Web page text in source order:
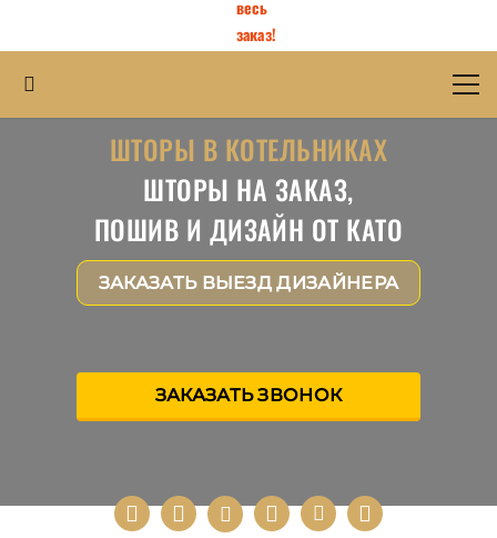
весь
заказ!
ШТОРЫ В КОТЕЛЬНИКАХ
ШТОРЫ НА ЗАКАЗ,
ПОШИВ И ДИЗАЙН ОТ КАТО
ЗАКАЗАТЬ ВЫЕЗД ДИЗАЙНЕРА
ЗАКАЗАТЬ ЗВОНОК